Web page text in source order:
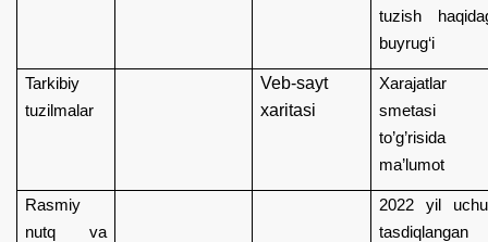
tuzish
buyrug‘i
Tarkibiy
tuzilmalar
Veb-sayt
xaritasi
Xarajatlar
smetasi
to’g’risida
ma’lumot
Rasmiy
nutq va
2022 yil
tasdiqlangan